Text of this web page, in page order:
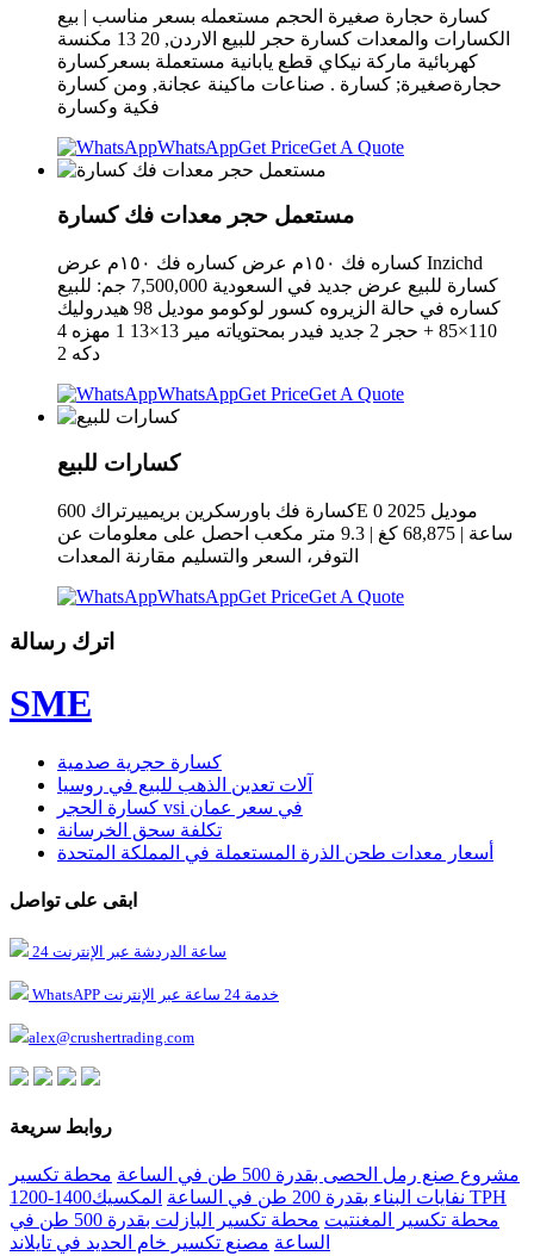
كسارة حجارة صغيرة الحجم مستعمله بسعر مناسب | بيع
الكسارات والمعدات كسارة حجر للبيع الاردن, 20 13 مكنسة
كهربائية ماركة نيكاي قطع يابانية مستعملة بسعركسارة
حجارةصغيرة; كسارة . صناعات ماكينة عجانة, ومن كسارة
فكية وكسارة
WhatsAppGet PriceGet A Quote
مستعمل حجر معدات فك كسارة
كساره فك ١٥٠م عرض كساره فك ١٥٠م عرض Inzichd
كسارة للبيع عرض جديد في السعودية 7,500,000 جم: للبيع
كساره في حالة الزيروه كسور لوكومو موديل 98 هيدروليك
110×85 + حجر 2 جديد فيدر بمحتوياته مير 13×13 1 مهزه 4
دكه 2
WhatsAppGet PriceGet A Quote
كسارات للبيع
كسارة فك باورسكرين بريمييرتراك 600E موديل 2025 0
ساعة | 68,875 كغ | 9.3 متر مكعب احصل على معلومات عن
التوفر، السعر والتسليم مقارنة المعدات
WhatsAppGet PriceGet A Quote
اترك رسالة
SME
كسارة حجرية صدمية
آلات تعدين الذهب للبيع في روسيا
كسارة الحجر vsi في سعر عمان
تكلفة سحق الخرسانة
أسعار معدات طحن الذرة المستعملة في المملكة المتحدة
ابقى على تواصل
24 ساعة الدردشة عبر الإنترنت
WhatsAPP خدمة 24 ساعة عبر الإنترنت
alex@crushertrading.com
روابط سريعة
مشروع صنع رمل الحصى بقدرة 500 طن في الساعة
محطة تكسير
نفايات البناء بقدرة 200 طن في الساعة
المكسيك1400-1200 TPH
محطة تكسير المغنتيت
محطة تكسير البازلت بقدرة 500 طن في
الساعة مصنع تكسير خام الحديد في تايلاند